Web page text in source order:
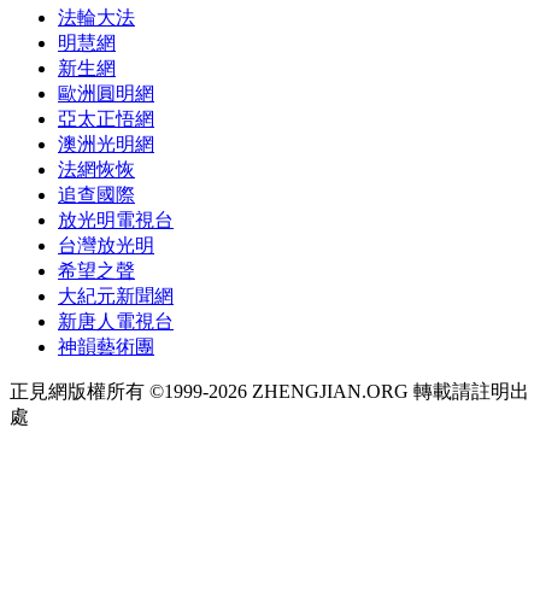
法輪大法
明慧網
新生網
歐洲圓明網
亞太正悟網
澳洲光明網
法網恢恢
追查國際
放光明電視台
台灣放光明
希望之聲
大紀元新聞網
新唐人電視台
神韻藝術團
正見網版權所有 ©1999-2026 ZHENGJIAN.ORG 轉載請註明出
處